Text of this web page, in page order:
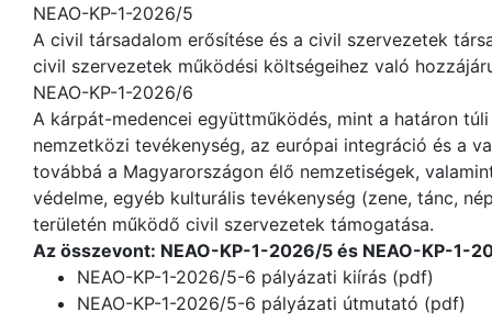
NEAO-KP-1-2026/5
A civil társadalom erősítése és a civil szervezetek
civil szervezetek működési költségeihez való
NEAO-KP-1-2026/6
A kárpát-medencei együttműködés, mint a határon
nemzetközi tevékenység, az európai integráció és a
továbbá a Magyarországon élő nemzetiségek,
védelme, egyéb kulturális tevékenység (zene, tánc,
területén működő civil szervezetek támogatása.
Az összevont: NEAO-KP-1-2026/5 és NEAO-KP-1-
NEAO-KP-1-2026/5-6 pályázati kiírás (pdf)
NEAO-KP-1-2026/5-6 pályázati útmutató (pdf)